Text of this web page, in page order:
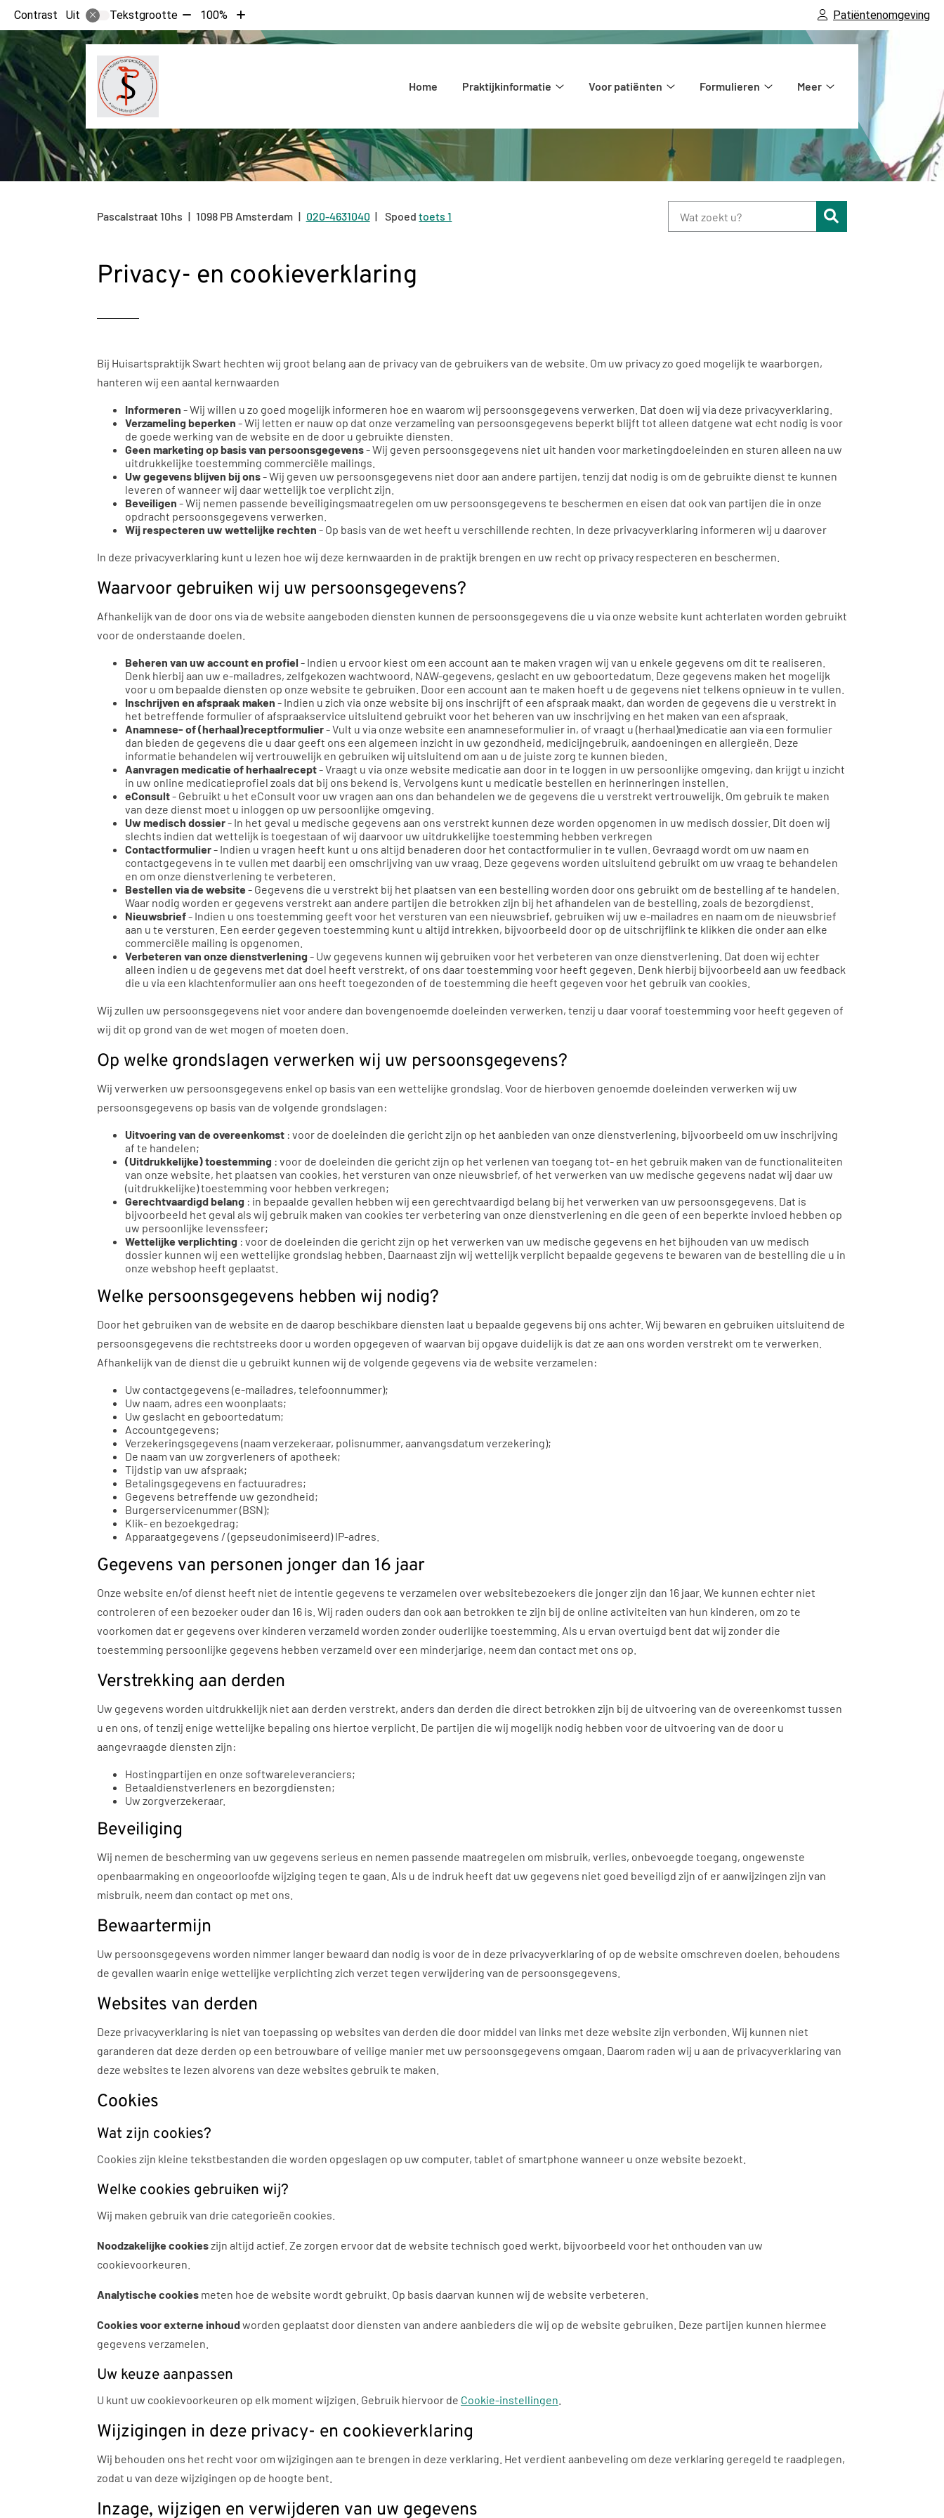
Contrast Uit Tekstgrootte Tekst
verkleinen
met
100%
Tekst
vergroten
met
Patiëntenomgeving
Home
Praktijkinformatie
Voor patiënten
submenu
Formulieren
Meer
submenu
Pascalstraat10hs 1098 PB Amsterdam Tel:
020-4631040 Spoed toets 1
Privacy- en cookieverklaring
Bij Huisartspraktijk Swart hechten wij groot belang aan de privacy van de gebruikers van de website. Om uw privacy zo goed mogelijk te waarborgen,
hanteren wij een aantal kernwaarden
Informeren - Wij willen u zo goed mogelijk informeren hoe en waarom wij persoonsgegevens verwerken. Dat doen wij via deze privacyverklaring.
Verzameling beperken - Wij letten er nauw op dat onze verzameling van persoonsgegevens beperkt blijft tot alleen datgene wat echt nodig is voor
de goede werking van de website en de door u gebruikte diensten.
Geen marketing op basis van persoonsgegevens- Wij geven persoonsgegevens niet uit handen voor marketingdoeleinden en sturen alleen na uw
uitdrukkelijke toestemming commerciële mailings.
Uw gegevens blijven bij ons- Wij geven uw persoonsgegevens niet door aan andere partijen, tenzij dat nodig is om de gebruikte dienst te kunnen
leveren of wanneer wij daar wettelijk toe verplicht zijn.
Beveiligen - Wij nemen passende beveiligingsmaatregelen om uw persoonsgegevens te beschermen en eisen dat ook van partijen die in onze
opdracht persoonsgegevens verwerken.
Wij respecteren uw wettelijke rechten - Op basis van de wet heeft u verschillende rechten. In deze privacyverklaring informeren wij u daarover
In deze privacyverklaring kunt u lezen hoe wij deze kernwaarden in de praktijk brengen en uw recht op privacy respecteren en beschermen.
Waarvoor gebruiken wij uw persoonsgegevens?
Afhankelijk van de door ons via de website aangeboden diensten kunnen de persoonsgegevens die u via onze website kunt achterlaten worden gebruikt
voor de onderstaande doelen.
Beheren van uw account en profiel - Indien u ervoor kiest om een account aan te maken vragen wij van u enkele gegevens om dit te realiseren.
Denk hierbij aan uw e-mailadres, zelfgekozen wachtwoord, NAW-gegevens, geslacht en uw geboortedatum. Deze gegevens maken het mogelijk
voor u om bepaalde diensten op onze website te gebruiken. Door een account aan te maken hoeft u de gegevens niet telkens opnieuw in te vullen.
Inschrijven en afspraak maken - Indien u zich via onze website bij ons inschrijft of een afspraak maakt, dan worden de gegevens die u verstrekt in
het betreffende formulier of afspraakservice uitsluitend gebruikt voor het beheren van uw inschrijving en het maken van een afspraak.
Anamnese- of (herhaal)receptformulier- Vult u via onze website een anamneseformulier in, of vraagt u (herhaal)medicatie aan via een formulier
dan bieden de gegevens die u daar geeft ons een algemeen inzicht in uw gezondheid, medicijngebruik, aandoeningen en allergieën. Deze
informatie behandelen wij vertrouwelijk en gebruiken wij uitsluitend om aan u de juiste zorg te kunnen bieden.
Aanvragen medicatie of herhaalrecept- Vraagt u via onze website medicatie aan door in te loggen in uw persoonlijke omgeving, dan krijgt u inzicht
in uw online medicatieprofiel zoals dat bij ons bekend is. Vervolgens kunt u medicatie bestellen en herinneringen instellen.
eConsult- Gebruikt u het eConsult voor uw vragen aan ons dan behandelen we de gegevens die u verstrekt vertrouwelijk. Om gebruik te maken
van deze dienst moet u inloggen op uw persoonlijke omgeving.
Uw medisch dossier- In het geval u medische gegevens aan ons verstrekt kunnen deze worden opgenomen in uw medisch dossier. Dit doen wij
slechts indien dat wettelijk is toegestaan of wij daarvoor uw uitdrukkelijke toestemming hebben verkregen
Contactformulier- Indien u vragen heeft kunt u ons altijd benaderen door het contactformulier in te vullen. Gevraagd wordt om uw naam en
contactgegevens in te vullen met daarbij een omschrijving van uw vraag. Deze gegevens worden uitsluitend gebruikt om uw vraag te behandelen
en om onze dienstverlening te verbeteren.
Bestellen via de website - Gegevens die u verstrekt bij het plaatsen van een bestelling worden door ons gebruikt om de bestelling af te handelen.
Waar nodig worden er gegevens verstrekt aan andere partijen die betrokken zijn bij het afhandelen van de bestelling, zoals de bezorgdienst.
Nieuwsbrief- Indien u ons toestemming geeft voor het versturen van een nieuwsbrief, gebruiken wij uw e-mailadres en naam om de nieuwsbrief
aan u te versturen. Een eerder gegeven toestemming kunt u altijd intrekken, bijvoorbeeld door op de uitschrijflink te klikken die onder aan elke
commerciële mailing is opgenomen.
Verbeteren van onze dienstverlening - Uw gegevens kunnen wij gebruiken voor het verbeteren van onze dienstverlening. Dat doen wij echter
alleen indien u de gegevens met dat doel heeft verstrekt, of ons daar toestemming voor heeft gegeven. Denk hierbij bijvoorbeeld aan uw feedback
die u via een klachtenformulier aan ons heeft toegezonden of de toestemming die heeft gegeven voor het gebruik van cookies.
Wij zullen uw persoonsgegevens niet voor andere dan bovengenoemde doeleinden verwerken, tenzij u daar vooraf toestemming voor heeft gegeven of
wij dit op grond van de wet mogen of moeten doen.
Op welke grondslagen verwerken wij uw persoonsgegevens?
Wij verwerken uw persoonsgegevens enkel op basis van een wettelijke grondslag. Voor de hierboven genoemde doeleinden verwerken wij uw
persoonsgegevens op basis van de volgende grondslagen:
Uitvoering van de overeenkomst : voor de doeleinden die gericht zijn op het aanbieden van onze dienstverlening, bijvoorbeeld om uw inschrijving
af te handelen;
(Uitdrukkelijke) toestemming : voor de doeleinden die gericht zijn op het verlenen van toegang tot- en het gebruik maken van de functionaliteiten
van onze website, het plaatsen van cookies, het versturen van onze nieuwsbrief, of het verwerken van uw medische gegevens nadat wij daar uw
(uitdrukkelijke) toestemming voor hebben verkregen;
Gerechtvaardigd belang : in bepaalde gevallen hebben wij een gerechtvaardigd belang bij het verwerken van uw persoonsgegevens. Dat is
bijvoorbeeld het geval als wij gebruik maken van cookies ter verbetering van onze dienstverlening en die geen of een beperkte invloed hebben op
uw persoonlijke levenssfeer;
Wettelijke verplichting : voor de doeleinden die gericht zijn op het verwerken van uw medische gegevens en het bijhouden van uw medisch
dossier kunnen wij een wettelijke grondslag hebben. Daarnaast zijn wij wettelijk verplicht bepaalde gegevens te bewaren van de bestelling die u in
onze webshop heeft geplaatst.
Welke persoonsgegevens hebben wij nodig?
Door het gebruiken van de website en de daarop beschikbare diensten laat u bepaalde gegevens bij ons achter. Wij bewaren en gebruiken uitsluitend de
persoonsgegevens die rechtstreeks door u worden opgegeven of waarvan bij opgave duidelijk is dat ze aan ons worden verstrekt om te verwerken.
Afhankelijk van de dienst die u gebruikt kunnen wij de volgende gegevens via de website verzamelen:
Uw contactgegevens (e-mailadres, telefoonnummer);
Uw naam, adres een woonplaats;
Uw geslacht en geboortedatum;
Accountgegevens;
Verzekeringsgegevens (naam verzekeraar, polisnummer, aanvangsdatum verzekering);
De naam van uw zorgverleners of apotheek;
Tijdstip van uw afspraak;
Betalingsgegevens en factuuradres;
Gegevens betreffende uw gezondheid;
Burgerservicenummer (BSN);
Klik- en bezoekgedrag;
Apparaatgegevens / (gepseudonimiseerd) IP-adres.
Gegevens van personen jonger dan 16 jaar
Onze website en/of dienst heeft niet de intentie gegevens te verzamelen over websitebezoekers die jonger zijn dan 16 jaar. We kunnen echter niet
controleren of een bezoeker ouder dan 16 is. Wij raden ouders dan ook aan betrokken te zijn bij de online activiteiten van hun kinderen, om zo te
voorkomen dat er gegevens over kinderen verzameld worden zonder ouderlijke toestemming. Als u ervan overtuigd bent dat wij zonder die
toestemming persoonlijke gegevens hebben verzameld over een minderjarige, neem dan contact met ons op.
Verstrekking aan derden
Uw gegevens worden uitdrukkelijk niet aan derden verstrekt, anders dan derden die direct betrokken zijn bij de uitvoering van de overeenkomst tussen
u en ons, of tenzij enige wettelijke bepaling ons hiertoe verplicht. De partijen die wij mogelijk nodig hebben voor de uitvoering van de door u
aangevraagde diensten zijn:
Hostingpartijen en onze softwareleveranciers;
Betaaldienstverleners en bezorgdiensten;
Uw zorgverzekeraar.
Beveiliging
Wij nemen de bescherming van uw gegevens serieus en nemen passende maatregelen om misbruik, verlies, onbevoegde toegang, ongewenste
openbaarmaking en ongeoorloofde wijziging tegen te gaan. Als u de indruk heeft dat uw gegevens niet goed beveiligd zijn of er aanwijzingen zijn van
misbruik, neem dan contact op met ons.
Bewaartermijn
Uw persoonsgegevens worden nimmer langer bewaard dan nodig is voor de in deze privacyverklaring of op de website omschreven doelen, behoudens
de gevallen waarin enige wettelijke verplichting zich verzet tegen verwijdering van de persoonsgegevens.
Websites van derden
Deze privacyverklaring is niet van toepassing op websites van derden die door middel van links met deze website zijn verbonden. Wij kunnen niet
garanderen dat deze derden op een betrouwbare of veilige manier met uw persoonsgegevens omgaan. Daarom raden wij u aan de privacyverklaring van
deze websites te lezen alvorens van deze websites gebruik te maken.
Cookies
Wat zijn cookies?
Cookies zijn kleine tekstbestanden die worden opgeslagen op uw computer, tablet of smartphone wanneer u onze website bezoekt.
Welke cookies gebruiken wij?
Wij maken gebruik van drie categorieën cookies.
Noodzakelijke cookieszijn altijd actief. Ze zorgen ervoor dat de website technisch goed werkt, bijvoorbeeld voor het onthouden van uw
cookievoorkeuren.
Analytische cookies meten hoe de website wordt gebruikt. Op basis daarvan kunnen wij de website verbeteren.
Cookies voor externe inhoudworden geplaatst door diensten van andere aanbieders die wij op de website gebruiken. Deze partijen kunnen hiermee
gegevens verzamelen.
Uw keuze aanpassen
U kunt uw cookievoorkeuren op elk moment wijzigen. Gebruik hiervoor de Cookie-instellingen
Wijzigingen in deze privacy- en cookieverklaring
Wij behouden ons het recht voor om wijzigingen aan te brengen in deze verklaring. Het verdient aanbeveling om deze verklaring geregeld te raadplegen,
zodat u van deze wijzigingen op de hoogte bent.
Inzage, wijzigen en verwijderen van uw gegevens